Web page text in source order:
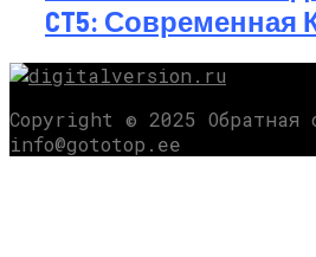
CT5: Современная
Copyright © 2025 Обратная
info@gototop.ee